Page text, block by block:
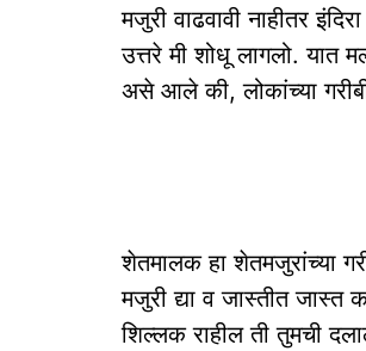
मजुरी वाढवावी नाहीतर
उत्तरे मी शोधू लागलो. यात
असे आले की, लोकांच्या
शेतमालक हा शेतमजुरांच्या
मजुरी द्या व जास्तीत
शिल्लक राहील ती तुमची